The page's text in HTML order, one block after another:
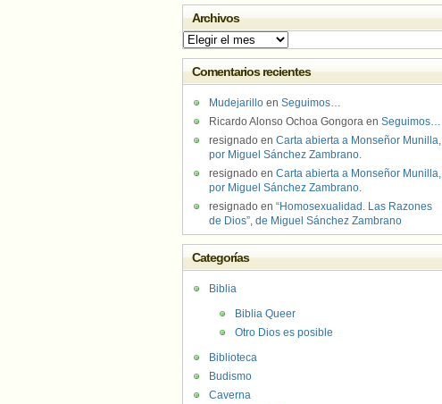
Archivos
Archivos
Comentarios recientes
Mudejarillo en Seguimos…
Ricardo Alonso Ochoa Gongora en Seguimos…
resignado en Carta abierta a Monseñor Munilla,
por Miguel Sánchez Zambrano.
resignado en Carta abierta a Monseñor Munilla,
por Miguel Sánchez Zambrano.
resignado en “Homosexualidad. Las Razones
de Dios”, de Miguel Sánchez Zambrano
Categorías
Biblia
Biblia Queer
Otro Dios es posible
Biblioteca
Budismo
Caverna